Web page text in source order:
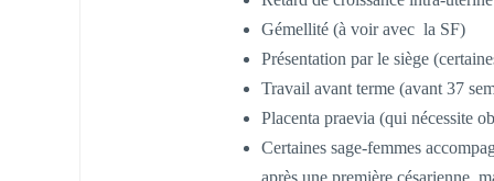
Gémellité (à voir avec la SF)
Présentation par le siège
Travail avant terme (avant 37
Placenta praevia (qui nécessite
Certaines sage-femmes
après une première césarienne,